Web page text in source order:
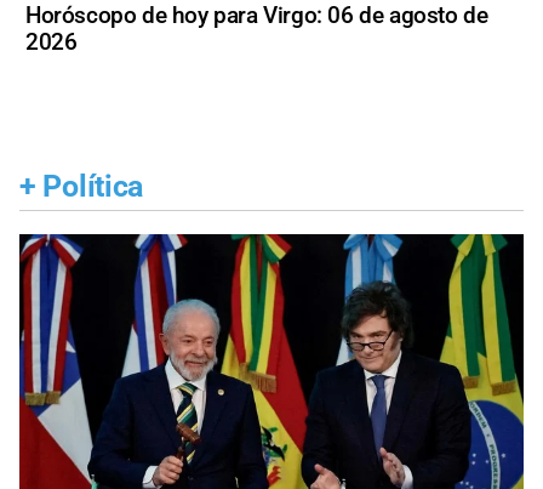
Horóscopo de hoy para Virgo: 06 de agosto de
2026
+ Política